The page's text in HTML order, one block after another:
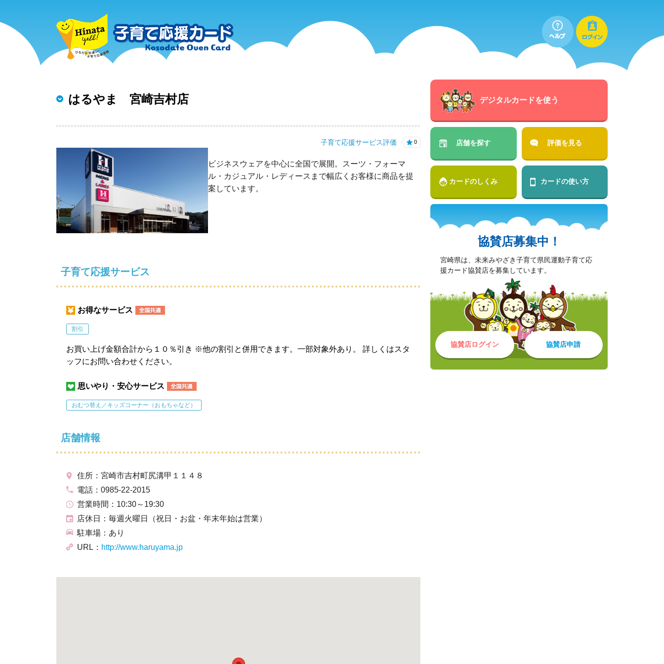
はるやま 宮崎吉村店
子育て応援サービス評価 0
ビジネスウェアを中心に全国で展開。スーツ・フォーマ
ル・カジュアル・レディースまで幅広くお客様に商品を提
案しています。
子育て応援サービス
お得なサービス
割引
お買い上げ金額合計から１０％引き ※他の割引と併用できます。一部対象外あり。 詳しくはスタ
ッフにお問い合わせください。
思いやり・安心サービス
おむつ替え／キッズコーナー（おもちゃなど）
店舗情報
住所：宮崎市吉村町尻溝甲１１４８
電話：0985-22-2015
営業時間：10:30～19:30
店休日：毎週火曜日（祝日・お盆・年末年始は営業）
駐車場：あり
URL： http://www.haruyama.jp
デジタルカードを使う
店舗を探す 評価を見る
カードのしくみ カードの使い方
協賛店募集中！
宮崎県は、未来みやざき子育て県民運動子育て応
援カード協賛店を募集しています。
協賛店ログイン 協賛店申請